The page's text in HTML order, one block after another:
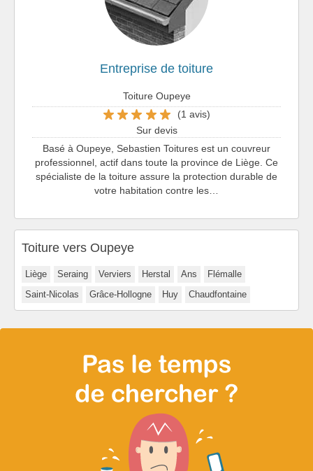
Entreprise de toiture
Toiture Oupeye
(1 avis)
Sur devis
Basé à Oupeye, Sebastien Toitures est un couvreur
professionnel, actif dans toute la province de Liège. Ce
spécialiste de la toiture assure la protection durable de
votre habitation contre les…
Toiture vers Oupeye
Liège Seraing Verviers Herstal Ans
Flémalle
Saint-Nicolas
Grâce-Hollogne Huy Chaudfontaine